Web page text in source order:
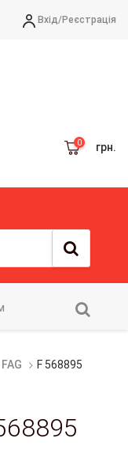
Вхід/Реєстрація
грн.
FAG F 568895